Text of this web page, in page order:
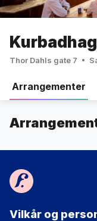
Thor Dahls gate 7
Arrangementer
Vilkår og